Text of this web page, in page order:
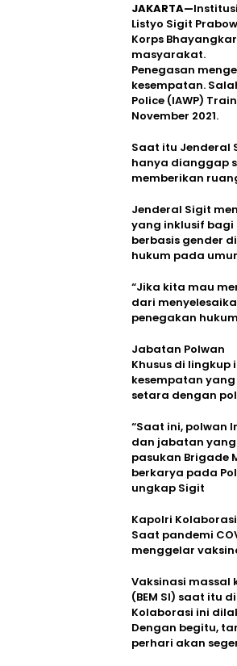
JAKARTA—
Listyo Sigit
Korps
masyarakat.
Penegasan
kesempatan.
Police (IAWP)
November 2021.
Saat itu Jenderal
hanya dianggap
memberikan
Jenderal Sigit
yang inklusif bagi
berbasis gender
hukum pada
“Jika kita mau
dari
penegakan
Jabatan Polwan
Khusus di lingkup
kesempatan
setara dengan
“Saat ini, polwan
dan jabatan yang
pasukan Brigade
berkarya pada
ungkap Sigit
Kapolri
Saat pandemi
menggelar
Vaksinasi massal
(BEM SI) saat itu
Kolaborasi ini
Dengan begitu,
perhari akan